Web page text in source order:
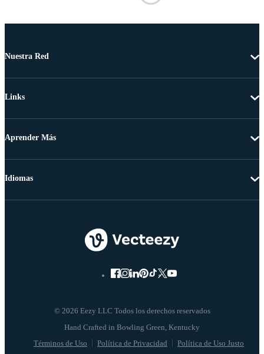
Nuestra Red
Links
Aprender Más
© 2026 Eezy LLC Todos los derechos reservados
Términos de Uso Política de Privacidad Política de Uso Justo
Idiomas